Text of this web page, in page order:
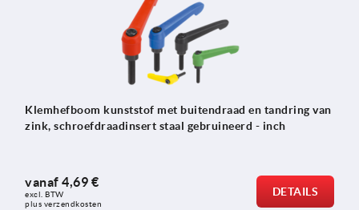
Klemhefboom kunststof met buitendraad en tandring van
zink, schroefdraadinsert staal gebruineerd - inch
vanaf 4,69 €
excl. BTW
plus verzendkosten
DETAILS